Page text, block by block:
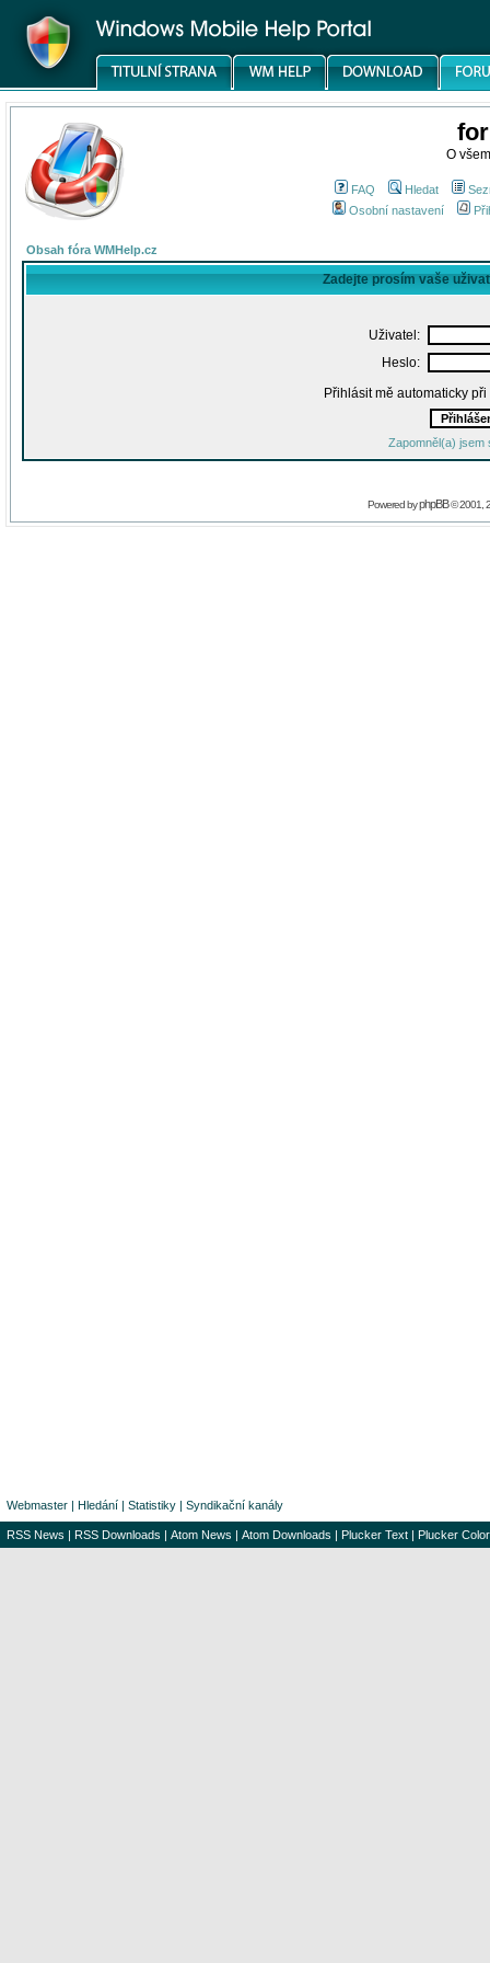
O
FAQ Hledat
Osobní nastavení
Obsah fóra WMHelp.cz
Zadejte prosím vaše
Uživatel:
Heslo:
Přihlásit mě automaticky
Zapomněl(a) jsem
Powered byphpBB© 2001,
Webmaster | Hledání | Statistiky | Syndikační kanály
RSS News | RSS Downloads | Atom News | Atom Downloads | Plucker Text | Plucker Color